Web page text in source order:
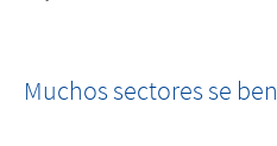
Los incendios no
Muchos sectores se